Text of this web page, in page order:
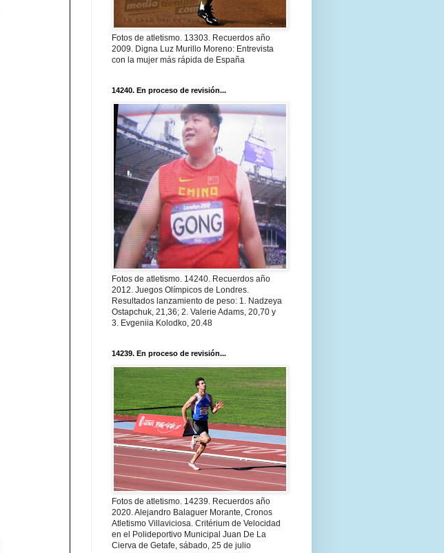
Fotos de atletismo. 13303. Recuerdos año
2009. Digna Luz Murillo Moreno: Entrevista
con la mujer más rápida de España
14240. En proceso de revisión...
Fotos de atletismo. 14240. Recuerdos año
2012. Juegos Olímpicos de Londres.
Resultados lanzamiento de peso: 1. Nadzeya
Ostapchuk, 21,36; 2. Valerie Adams, 20,70 y
3. Evgeniia Kolodko, 20.48
14239. En proceso de revisión...
Fotos de atletismo. 14239. Recuerdos año
2020. Alejandro Balaguer Morante, Cronos
Atletismo Villaviciosa. Critérium de Velocidad
en el Polideportivo Municipal Juan De La
Cierva de Getafe, sábado, 25 de julio